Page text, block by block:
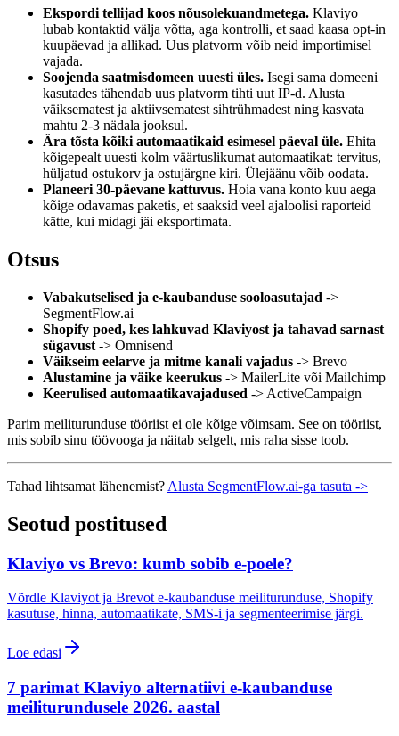
Ekspordi tellijad koos nõusolekuandmetega. Klaviyo
lubab kontaktid välja võtta, aga kontrolli, et saad kaasa opt-in
kuupäevad ja allikad. Uus platvorm võib neid importimisel
vajada.
Soojenda saatmisdomeen uuesti üles. Isegi sama domeeni
kasutades tähendab uus platvorm tihti uut IP-d. Alusta
väiksematest ja aktiivsematest sihtrühmadest ning kasvata
mahtu 2-3 nädala jooksul.
Ära tõsta kõiki automaatikaid esimesel päeval üle. Ehita
kõigepealt uuesti kolm väärtuslikumat automaatikat: tervitus,
hüljatud ostukorv ja ostujärgne kiri. Ülejäänu võib oodata.
Planeeri 30-päevane kattuvus. Hoia vana konto kuu aega
kõige odavamas paketis, et saaksid veel ajaloolisi raporteid
kätte, kui midagi jäi eksportimata.
Otsus
Vabakutselised ja e-kaubanduse sooloasutajad ->
SegmentFlow.ai
Shopify poed, kes lahkuvad Klaviyost ja tahavad sarnast
sügavust -> Omnisend
Väikseim eelarve ja mitme kanali vajadus -> Brevo
Alustamine ja väike keerukus -> MailerLite või Mailchimp
Keerulised automaatikavajadused -> ActiveCampaign
Parim meiliturunduse tööriist ei ole kõige võimsam. See on tööriist,
mis sobib sinu töövooga ja näitab selgelt, mis raha sisse toob.
Tahad lihtsamat lähenemist? Alusta SegmentFlow.ai-ga tasuta ->
Seotud postitused
Klaviyo vs Brevo: kumb sobib e-poele?
Võrdle Klaviyot ja Brevot e-kaubanduse meiliturunduse, Shopify
kasutuse, hinna, automaatikate, SMS-i ja segmenteerimise järgi.
Loe edasi
7 parimat Klaviyo alternatiivi e-kaubanduse
meiliturundusele 2026. aastal